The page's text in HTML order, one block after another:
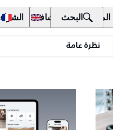
المالكون الاكتشاف الشراء البحث
نظرة عامة